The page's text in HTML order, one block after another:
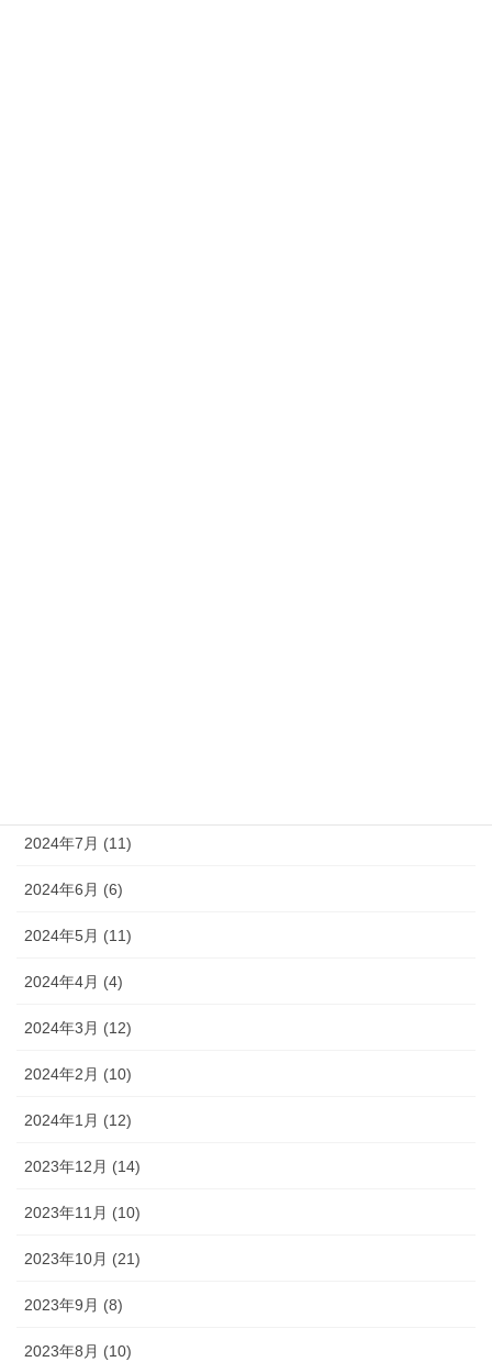
2024年7月 (11)
2024年6月 (6)
2024年5月 (11)
2024年4月 (4)
2024年3月 (12)
2024年2月 (10)
2024年1月 (12)
2023年12月 (14)
2023年11月 (10)
2023年10月 (21)
2023年9月 (8)
2023年8月 (10)